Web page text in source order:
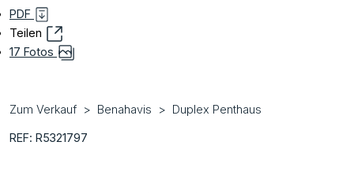
PDF
Teilen
17 Fotos
Zum Verkauf Benahavis Duplex Penthaus
REF: R5321797